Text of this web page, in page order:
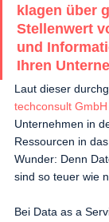
klagen über
Stellenwert
und
Ihren
Laut dieser
techconsult GmbH
Unternehmen in
Ressourcen in
Wunder: Denn
sind so teuer wie
Bei Data as a